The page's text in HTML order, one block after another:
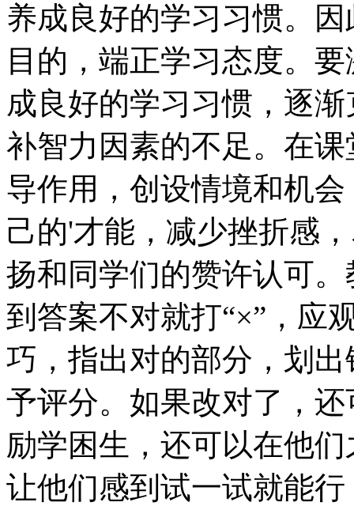
养成良好的学习习惯。
目的，端正学习态度。
成良好的学习习惯，逐
补智力因素的不足。在
导作用，创设情境和机
己的'才能，减少挫折感
扬和同学们的赞许认可
到答案不对就打“×”，应
巧，指出对的部分，划
予评分。如果改对了，
励学困生，还可以在他
让他们感到试一试就能